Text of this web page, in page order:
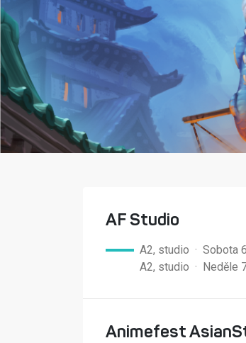
AF Studio
A2, studio · Sobota
A2, studio · Neděle
Animefest